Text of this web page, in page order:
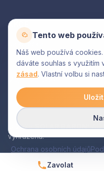
AKCE
Kalkulačka
Poptávka
Moje nabídka
© 2026 SOLAR BARON
AC
vyhrazena.
Ochrana osobních údajů
Zavolat
Tento web
Náš web používá cookies.
dáváte souhlas s využitím
zásad. Vlastní volbu si